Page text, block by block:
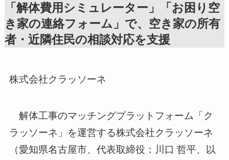
「解体費用シミュレーター」「お困り空
き家の連絡フォーム」で、空き家の所有
者・近隣住民の相談対応を支援
株式会社クラッソーネ
解体工事のマッチングプラットフォーム「ク
ラッソーネ」を運営する株式会社クラッソーネ
（愛知県名古屋市、代表取締役：川口 哲平、以